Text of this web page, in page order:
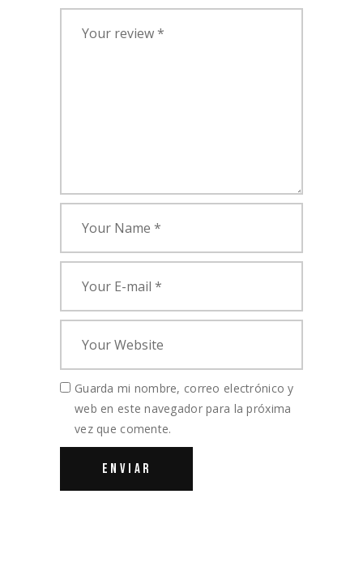
Guarda mi nombre, correo electrónico y
web en este navegador para la próxima
vez que comente.